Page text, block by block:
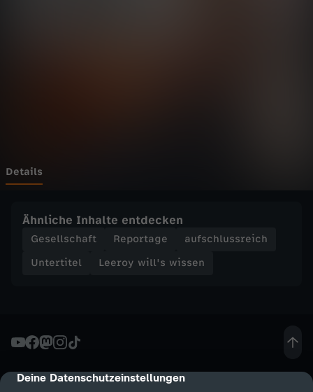
cmp-dialog-description
Deine Datenschutzeinstellungen
w
s
n
-
Details
Ähnliche Inhalte entdecken
Gesellschaft Reportage
aufschlussreich
Untertitel
Leeroy will's wissen